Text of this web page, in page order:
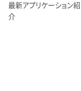
最新アプリケーション紹
介